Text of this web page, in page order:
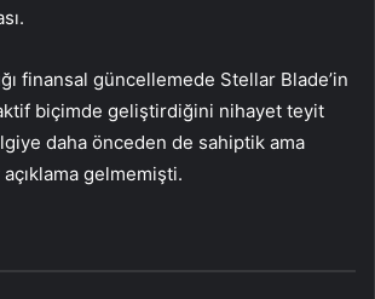
finansal güncellemede Stellar Blade’in
biçimde geliştirdiğini nihayet teyit
daha önceden de sahiptik ama
gelmemişti.